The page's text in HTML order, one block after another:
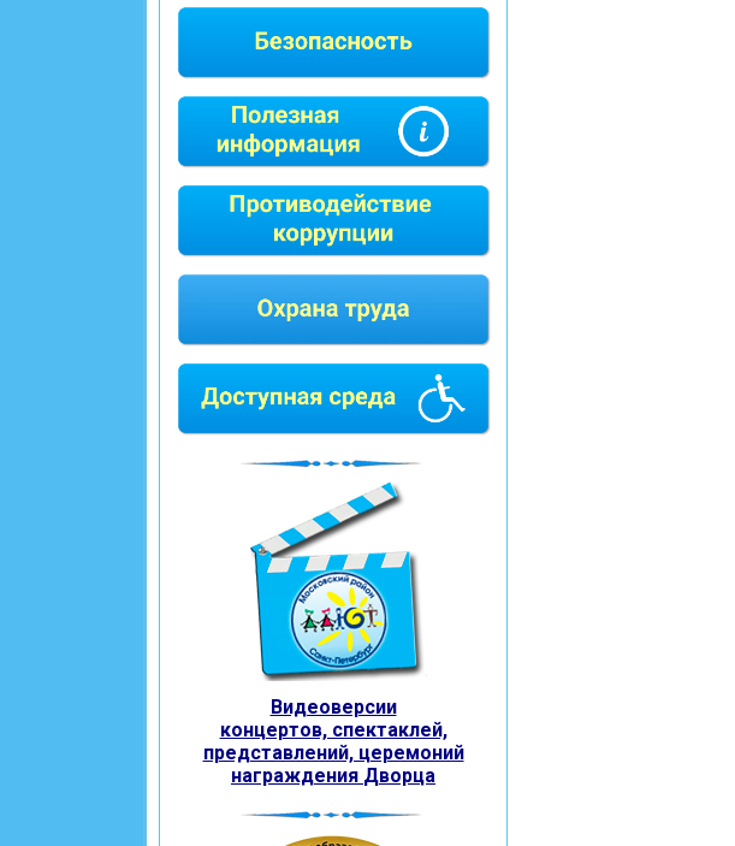
Видеоверсии
концертов, спектаклей,
представлений, церемоний
награждения Дворца